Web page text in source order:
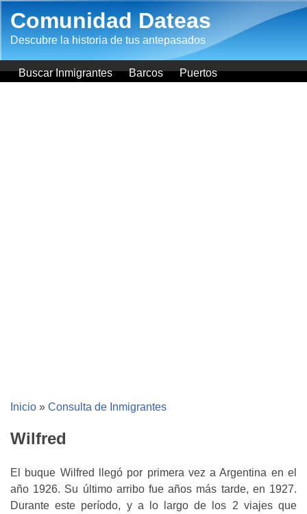
Comunidad Dateas
Descubre la historia de tus antepasados
Buscar Inmigrantes Barcos Puertos
Inicio » Consulta de Inmigrantes
Wilfred
El buque Wilfred llegó por primera vez a Argentina en el
año 1926. Su último arribo fue años más tarde, en 1927.
Durante este período, y a lo largo de los 2 viajes que